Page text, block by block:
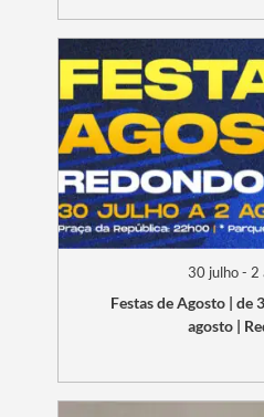
30 julho - 2
Festas de Agosto | de
agosto |